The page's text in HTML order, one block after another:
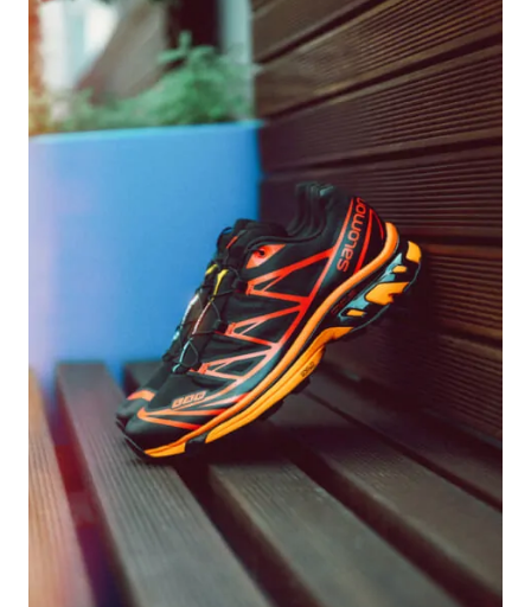
#GH 銘品の所以 #フイナムのYouTube
#Commune H #FOCUS IT #AH.H
#ととけん #FASHION #MUSIC #MOVIE
#LIFESTYLE #SNEAKER #OUTDOOR
#HANDSOME HANDBOOK